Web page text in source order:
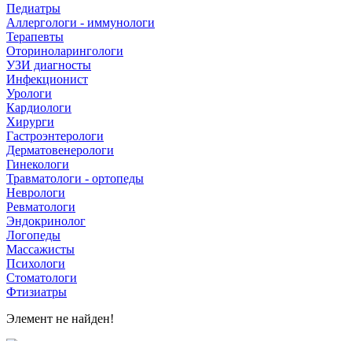
Педиатры
Аллергологи - иммунологи
Терапевты
Оториноларингологи
УЗИ диагносты
Инфекционист
Урологи
Кардиологи
Хирурги
Гастроэнтерологи
Дерматовенерологи
Гинекологи
Травматологи - ортопеды
Неврологи
Ревматологи
Эндокринолог
Логопеды
Массажисты
Психологи
Стоматологи
Фтизиатры
Элемент не найден!